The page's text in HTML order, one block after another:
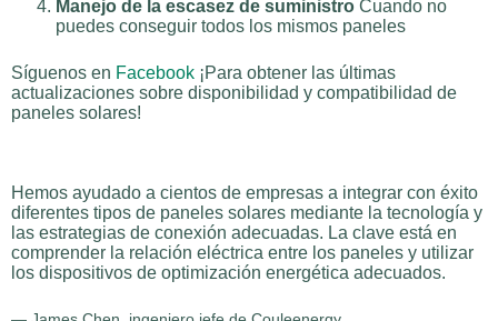
Manejo de la escasez de suministro Cuando no
puedes conseguir todos los mismos paneles
Síguenos en Facebook ¡Para obtener las últimas
actualizaciones sobre disponibilidad y compatibilidad de
paneles solares!
Hemos ayudado a cientos de empresas a integrar con éxito
diferentes tipos de paneles solares mediante la tecnología y
las estrategias de conexión adecuadas. La clave está en
comprender la relación eléctrica entre los paneles y utilizar
los dispositivos de optimización energética adecuados.